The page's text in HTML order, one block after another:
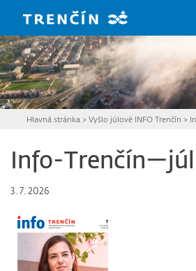
Hlavná stránka > Vyšlo júlové INFO Trenčín >
Info-
3. 7. 2026